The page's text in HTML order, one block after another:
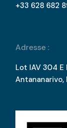
+33 628 682
Adresse :
Lot IAV 304 E
Antananarivo,